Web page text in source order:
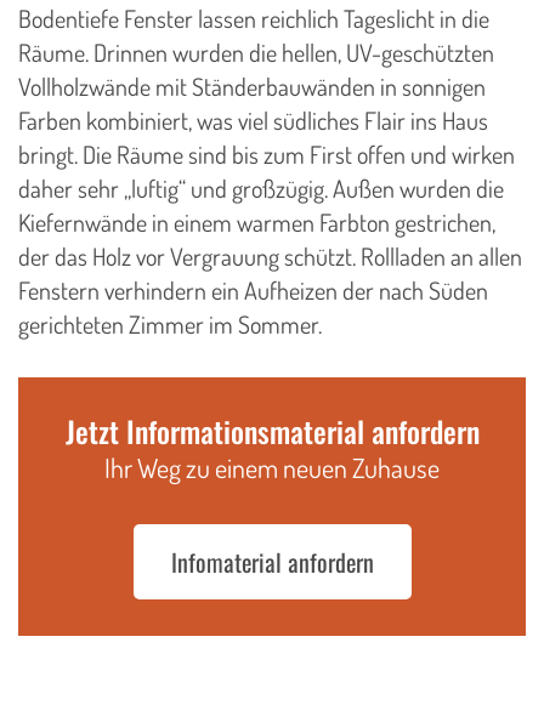
​Bodentiefe Fenster lassen reichlich Tageslicht in die
Räume. Drinnen wurden die hellen, UV-geschützten
Vollholzwände mit Ständerbauwänden in sonnigen
Farben kombiniert, was viel südliches Flair ins Haus
bringt. Die Räume sind bis zum First offen und wirken
daher sehr „luftig“ und großzügig. Außen wurden die
Kiefernwände in einem warmen Farbton gestrichen,
der das Holz vor Vergrauung schützt. Rollladen an allen
Fenstern verhindern ein Aufheizen der nach Süden
gerichteten Zimmer im Sommer.
Jetzt Informationsmaterial anfordern
Ihr Weg zu einem neuen Zuhause
Infomaterial anfordern